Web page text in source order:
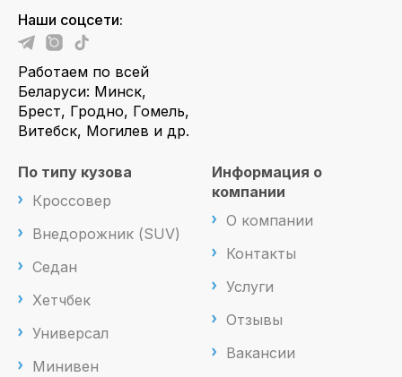
Наши соцсети:
Работаем по всей
Беларуси: Минск,
Брест, Гродно, Гомель,
Витебск, Могилев и др.
По типу кузова
Кроссовер
Внедорожник (SUV)
Седан
Хетчбек
Универсал
Минивен
Информация о
компании
О компании
Контакты
Услуги
Отзывы
Вакансии